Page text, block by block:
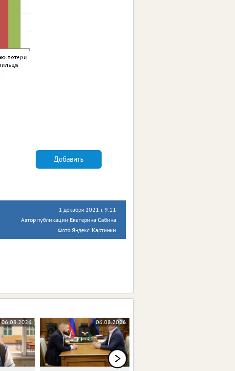
Добавить
1 декабря 2021 г. 9:11
Автор публикации Екатерина Сабина
Фото Яндекс. Картинки
06.08.2026 06.08.2026